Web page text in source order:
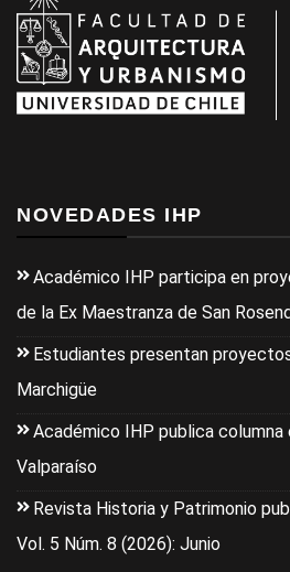
NOVEDADES IHP
Académico IHP participa en
de la Ex Maestranza de San
Estudiantes presentan
Marchigüe
Académico IHP publica columna
Valparaíso
Revista Historia y Patrimonio
Vol. 5 Núm. 8 (2026): Junio